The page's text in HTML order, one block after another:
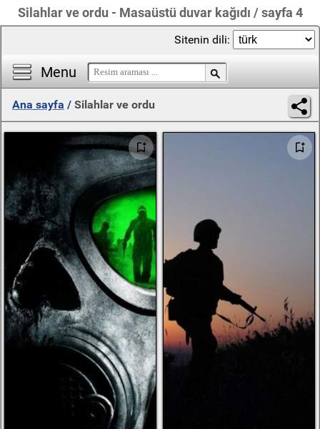
Silahlar ve ordu - Masaüstü duvar kağıdı / sayfa 4
Menu
Sitenin dili:
Ana sayfa / Silahlar ve ordu